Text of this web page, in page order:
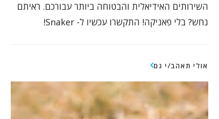
השירותים האידיאלית והבטוחה ביותר עבורכם. ראיתם
נחש? בלי פאניקה! התקשרו עכשיו ל- Snaker!
אולי תאהב/י גם